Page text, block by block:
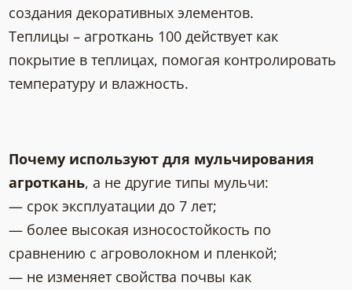
создания декоративных элементов.
Теплицы – агроткань 100 действует как
покрытие в теплицах, помогая контролировать
температуру и влажность.
Почему используют для мульчирования
агроткань, а не другие типы мульчи:
— срок эксплуатации до 7 лет;
— более высокая износостойкость по
сравнению с агроволокном и пленкой;
— не изменяет свойства почвы как